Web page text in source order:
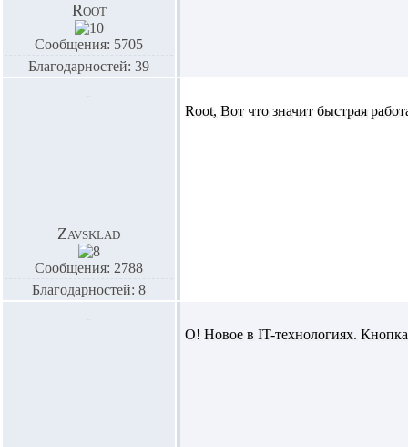
Root
Сообщения: 5705
Благодарностей: 39
Zavsklad
Сообщения: 2788
Благодарностей: 8
Root, Вот что значит быстрая
О! Новое в IT-технологиях.